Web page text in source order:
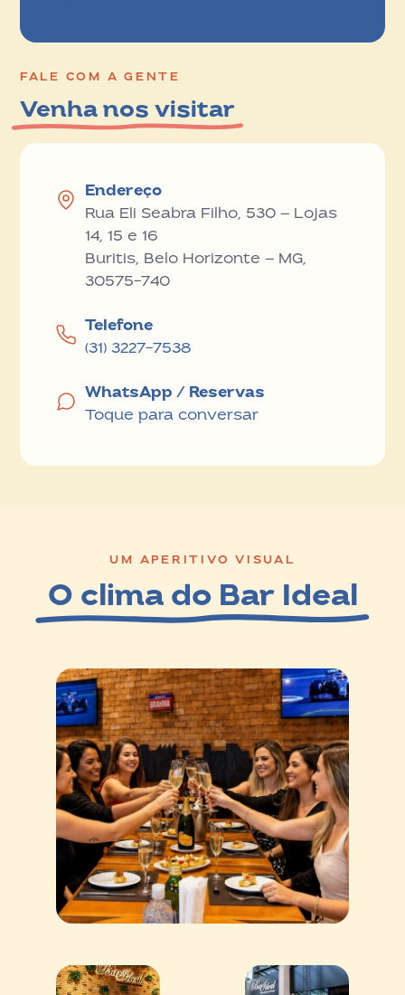
FALE COM A GENTE
Venha nos visitar
Endereço
Rua Eli Seabra Filho, 530 — Lojas
14, 15 e 16
Buritis, Belo Horizonte — MG,
30575-740
Telefone
(31) 3227-7538
WhatsApp / Reservas
Toque para conversar
UM APERITIVO VISUAL
O clima do Bar Ideal